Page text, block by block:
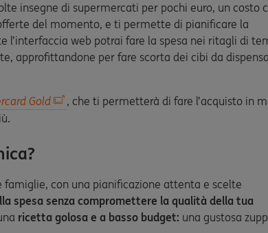
insegne di supermercati per pochi euro, un costo
del momento, e ti permette di pianificare la
l’interfaccia web potrai fare la spesa nei ritagli di
approfittandone per fare scorta dei cibi da
Gold
, che ti permetterà di fare l’acquisto in
con una pianificazione attenta e scelte
spesa senza compromettere la qualità della tua
ricetta golosa e a basso budget: una gustosa